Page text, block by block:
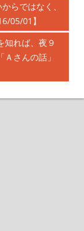
らではなく、
05/01】
知れば、夜９
さんの話」